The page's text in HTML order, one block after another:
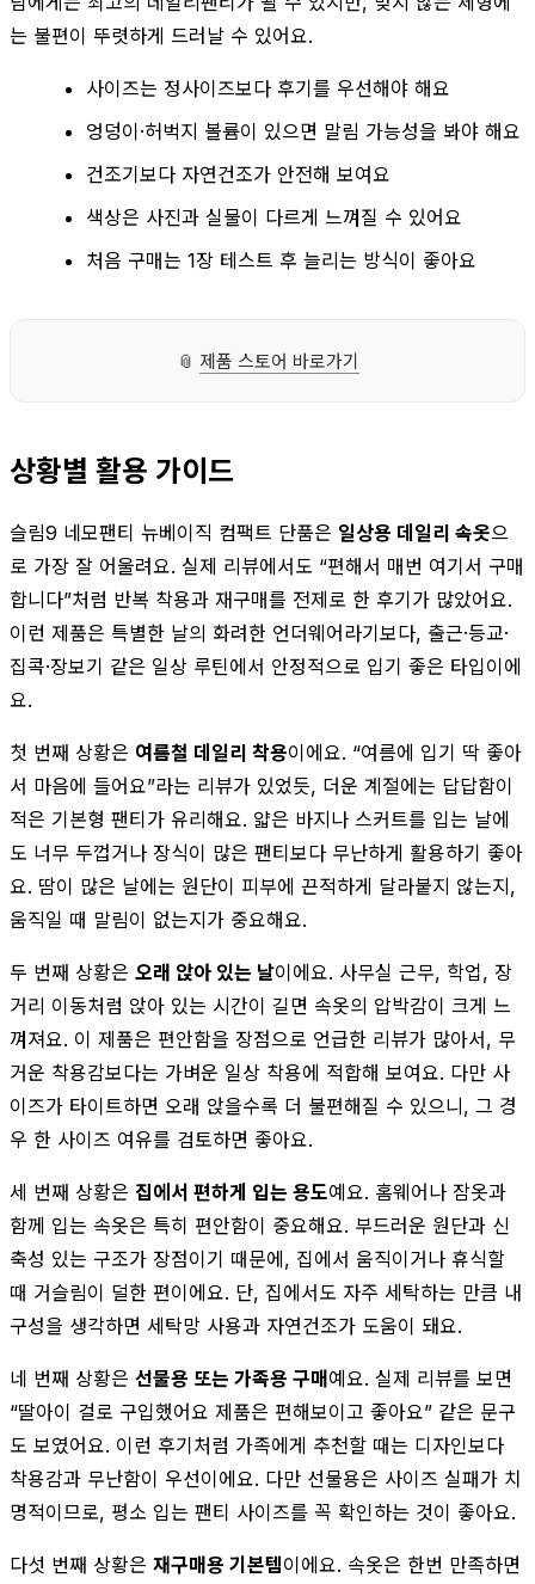
는 불편이 뚜렷하게 드러날 수 있어요.
사이즈는 정사이즈보다 후기를 우선해야 해요
엉덩이·허벅지 볼륨이 있으면 말림 가능성을 봐야 해요
건조기보다 자연건조가 안전해 보여요
색상은 사진과 실물이 다르게 느껴질 수 있어요
처음 구매는 1장 테스트 후 늘리는 방식이 좋아요
📎 제품 스토어 바로가기
상황별 활용 가이드
슬림9 네모팬티 뉴베이직 컴팩트 단품은 일상용 데일리 속옷으
로 가장 잘 어울려요. 실제 리뷰에서도 “편해서 매번 여기서 구매
합니다”처럼 반복 착용과 재구매를 전제로 한 후기가 많았어요.
이런 제품은 특별한 날의 화려한 언더웨어라기보다, 출근·등교·
집콕·장보기 같은 일상 루틴에서 안정적으로 입기 좋은 타입이에
요.
첫 번째 상황은 여름철 데일리 착용이에요. “여름에 입기 딱 좋아
서 마음에 들어요”라는 리뷰가 있었듯, 더운 계절에는 답답함이
적은 기본형 팬티가 유리해요. 얇은 바지나 스커트를 입는 날에
도 너무 두껍거나 장식이 많은 팬티보다 무난하게 활용하기 좋아
요. 땀이 많은 날에는 원단이 피부에 끈적하게 달라붙지 않는지,
움직일 때 말림이 없는지가 중요해요.
두 번째 상황은 오래 앉아 있는 날이에요. 사무실 근무, 학업, 장
거리 이동처럼 앉아 있는 시간이 길면 속옷의 압박감이 크게 느
껴져요. 이 제품은 편안함을 장점으로 언급한 리뷰가 많아서, 무
거운 착용감보다는 가벼운 일상 착용에 적합해 보여요. 다만 사
이즈가 타이트하면 오래 앉을수록 더 불편해질 수 있으니, 그 경
우 한 사이즈 여유를 검토하면 좋아요.
세 번째 상황은 집에서 편하게 입는 용도예요. 홈웨어나 잠옷과
함께 입는 속옷은 특히 편안함이 중요해요. 부드러운 원단과 신
축성 있는 구조가 장점이기 때문에, 집에서 움직이거나 휴식할
때 거슬림이 덜한 편이에요. 단, 집에서도 자주 세탁하는 만큼 내
구성을 생각하면 세탁망 사용과 자연건조가 도움이 돼요.
네 번째 상황은 선물용 또는 가족용 구매예요. 실제 리뷰를 보면
“딸아이 걸로 구입했어요 제품은 편해보이고 좋아요” 같은 문구
도 보였어요. 이런 후기처럼 가족에게 추천할 때는 디자인보다
착용감과 무난함이 우선이에요. 다만 선물용은 사이즈 실패가 치
명적이므로, 평소 입는 팬티 사이즈를 꼭 확인하는 것이 좋아요.
다섯 번째 상황은 재구매용 기본템이에요. 속옷은 한번 만족하면